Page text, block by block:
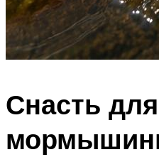
Снасть для